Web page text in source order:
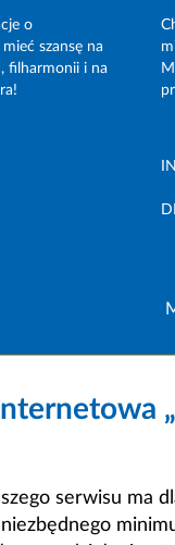
o
szansę na
filharmonii i na
serwisu ma